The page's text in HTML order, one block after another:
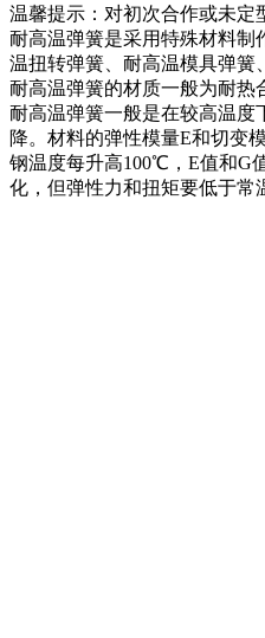
温馨提示：对初次合作或未定
耐高温弹簧是采用特殊材料制
温扭转弹簧、耐高温模具弹簧
耐高温弹簧的材质一般为耐热
耐高温弹簧一般是在较高温度
降。材料的弹性模量E和切变
钢温度每升高100℃，E值和G
化，但弹性力和扭矩要低于常